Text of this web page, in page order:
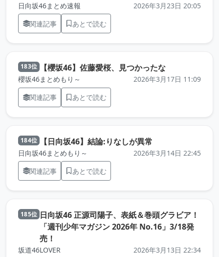
日向坂46まとめ速報
2026年3月23日 20:05
関連記事
あとで読む
183位 【櫻坂46】佐藤愛桜、見つかったな（元記事を新
櫻坂46まとめもり～
2026年3月17日 11:09
関連記事
あとで読む
184位 【日向坂46】結論:りなしが異常
日向坂46まとめもり～
2026年3月14日 22:45
関連記事
あとで読む
185位 日向坂46 正源司陽子、表紙＆巻頭グラビア！
「週刊少年マガジン 2026年 No.16」3/18発
売！
坂道46LOVER
2026年3月13日 22:34